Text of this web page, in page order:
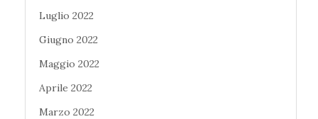
Luglio 2022
Giugno 2022
Maggio 2022
Aprile 2022
Marzo 2022